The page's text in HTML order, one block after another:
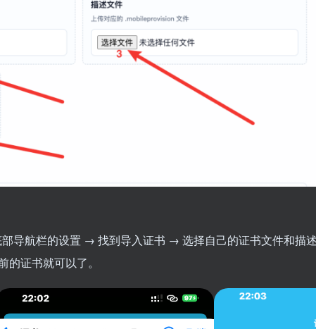
导航栏的设置 → 找到导入证书 → 选择自己的证书文件和描
证书就可以了。